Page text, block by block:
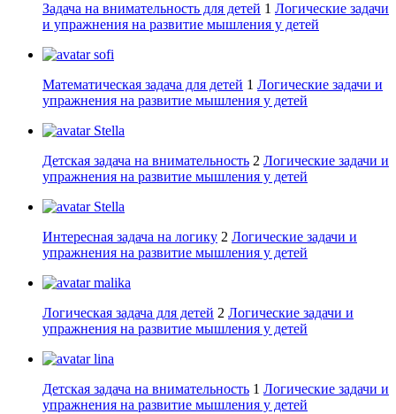
Задача на внимательность для детей 1 Логические задачи
и упражнения на развитие мышления у детей
sofi
Математическая задача для детей 1 Логические задачи и
упражнения на развитие мышления у детей
Stella
Детская задача на внимательность 2 Логические задачи и
упражнения на развитие мышления у детей
Stella
Интересная задача на логику 2 Логические задачи и
упражнения на развитие мышления у детей
malika
Логическая задача для детей 2 Логические задачи и
упражнения на развитие мышления у детей
lina
Детская задача на внимательность 1 Логические задачи и
упражнения на развитие мышления у детей